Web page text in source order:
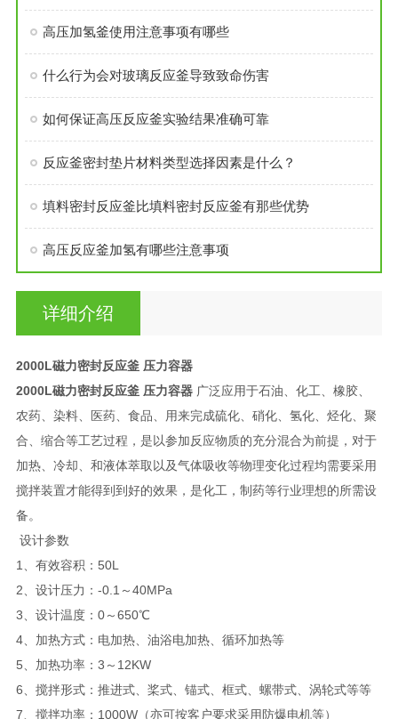
高压加氢釜使用注意事项有哪些
什么行为会对玻璃反应釜导致致命伤害
如何保证高压反应釜实验结果准确可靠
反应釜密封垫片材料类型选择因素是什么？
填料密封反应釜比填料密封反应釜有那些优势
高压反应釜加氢有哪些注意事项
详细介绍
2000L磁力密封反应釜 压力容器
2000L磁力密封反应釜 压力容器广泛应用于石油、化工、橡胶、
农药、染料、医药、食品、用来完成硫化、硝化、氢化、烃化、聚
合、缩合等工艺过程，是以参加反应物质的充分混合为前提，对于
加热、冷却、和液体萃取以及气体吸收等物理变化过程均需要采用
搅拌装置才能得到到好的效果，是化工，制药等行业理想的所需设
备。
设计参数
1、有效容积：50L
2、设计压力：-0.1～40MPa
3、设计温度：0～650℃
4、加热方式：电加热、油浴电加热、循环加热等
5、加热功率：3～12KW
6、搅拌形式：推进式、桨式、锚式、框式、螺带式、涡轮式等等
7、搅拌功率：1000W（亦可按客户要求采用防爆电机等）